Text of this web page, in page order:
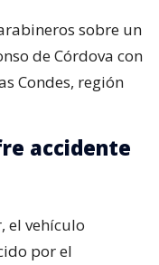
sobre un
de Córdova con
Condes, región
accidente
el vehículo
por el